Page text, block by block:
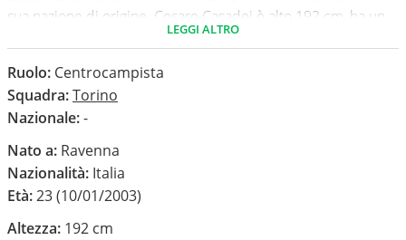
sua nazione di origine. Cesare Casadei è alto 192 cm, ha un
peso medio di 77 kg. Il suo piede di calcio in via
In questa stagione ha disputato nel campionato Serie A 0
partite e non ha segnato nessun gol.
LEGGI ALTRO
Ruolo: Centrocampista
Squadra:Torino
Nazionale:-
Nato a: Ravenna
Nazionalità: Italia
Età:23 (10/01/2003)
Altezza: 192 cm